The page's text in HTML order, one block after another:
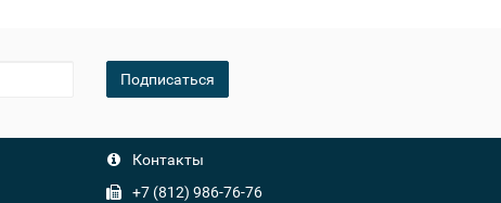
Подписаться
Контакты
+7 (812) 986-76-76